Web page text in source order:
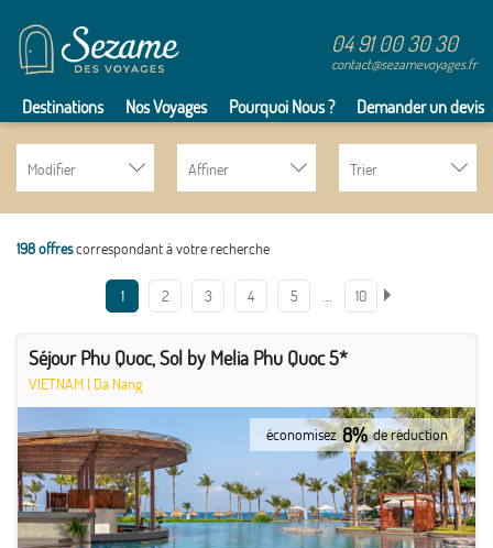
04 91 00 30 30
contact@sezamevoyages.fr
Destinations Nos Voyages Pourquoi Nous ? Demander un devis
Modifier Affiner Trier
198 offrescorrespondant à votre recherche
1 2 3 4 5 … 10
Séjour Phu Quoc, Sol by Melia Phu Quoc 5*
VIETNAM | Da Nang
économisez 8% de réduction